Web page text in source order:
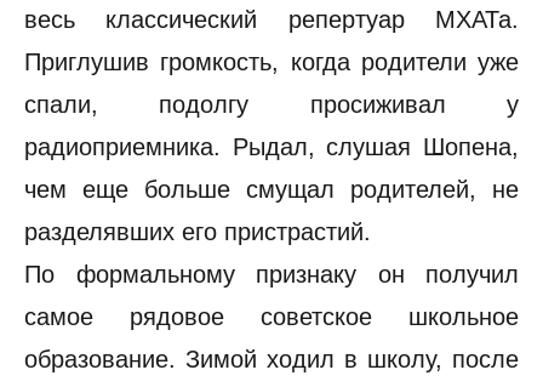
весь классический репертуар МХАТа.
Приглушив громкость, когда родители уже
спали, подолгу просиживал у
радиоприемника. Рыдал, слушая Шопена,
чем еще больше смущал родителей, не
разделявших его пристрастий.
По формальному признаку он получил
самое рядовое советское школьное
образование. Зимой ходил в школу, после